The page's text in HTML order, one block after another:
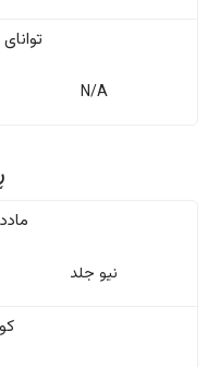
N/A
نیو جلد